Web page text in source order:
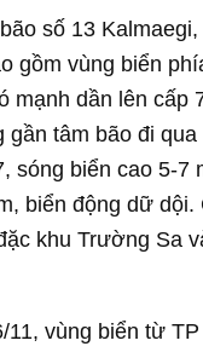
số 13
gồm vùng biển
mạnh dần lên cấp
gần tâm bão đi
sóng biển cao 5-7
biển động dữ
khu Trường Sa
11, vùng biển từ